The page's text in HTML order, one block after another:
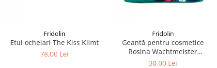
LEGO Architecture
LEGO Ideas
Fridolin
Etui ochelari The Kiss Klimt
78,00 Lei
Fridolin
Geantă pentru cosmetice
Rosina Wachtmeister
Momenti di felicita
30,00 Lei